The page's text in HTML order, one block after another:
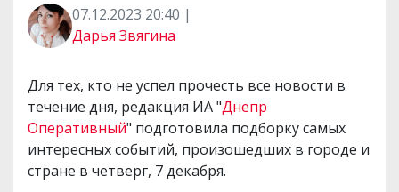
07.12.2023 20:40 |
Дарья Звягина
Для тех, кто не успел прочесть все новости в
течение дня, редакция ИА "Днепр
Оперативный" подготовила подборку самых
интересных событий, произошедших в городе и
стране в четверг, 7 декабря.